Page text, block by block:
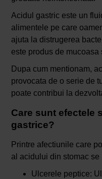
Acidul gastric este un
alimentele pe care
ajuta la distrugerea
este produs de mucoasa
Dupa cum mentionam,
provocata de o serie de
poate contribui la
Care sunt efectele
gastrice?
Printre afectiunile care
al acidului din stomac se
Ulcerele peptice: